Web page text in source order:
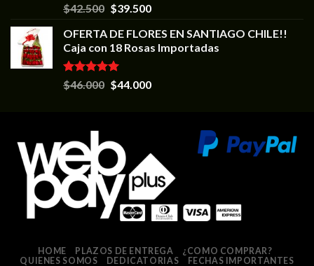
Valorado en
5.00
$42.500 $39.500
OFERTA DE FLORES EN SANTIAGO CHILE!!
Caja con 18 Rosas Importadas
Valorado en
5.00
$46.000 $44.000
HOME PLAZOS DE ENTREGA
¿COMO COMPRAR?
QUIENES SOMOS
DEDICATORIAS
FECHAS IMPORTANTES